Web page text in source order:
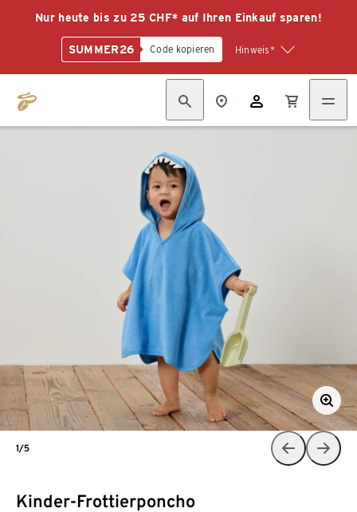
Nur heute bis zu 25 CHF* auf Ihren Einkauf sparen!
SUMMER26 Code kopieren Hinweis*
Kinder-Frottierponcho
1/5